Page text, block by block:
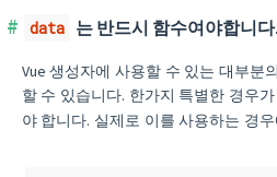
data 는 반드시 함수여야합니다.
Vue 생성자에 사용할 수 있는 대부분
할 수 있습니다. 한가지 특별한 경우
야 합니다. 실제로 이를 사용하는 경우